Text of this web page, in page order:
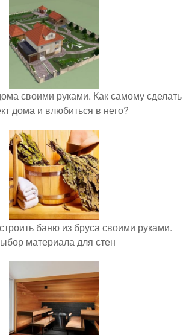
своими руками. Как самому сделать
дома и влюбиться в него?
баню из бруса своими руками.
материала для стен